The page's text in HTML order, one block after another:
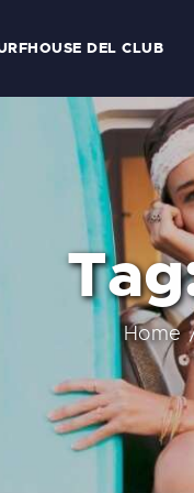
DEL CLUB
Home